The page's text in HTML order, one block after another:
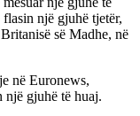
një gjuhë tjetër,
së Madhe, në
në Euronews,
një gjuhë të huaj.